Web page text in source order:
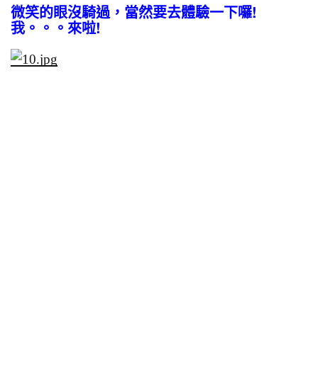
微笑的眼沒騎過，當然要去體驗一下囉!
我。。。來啦!